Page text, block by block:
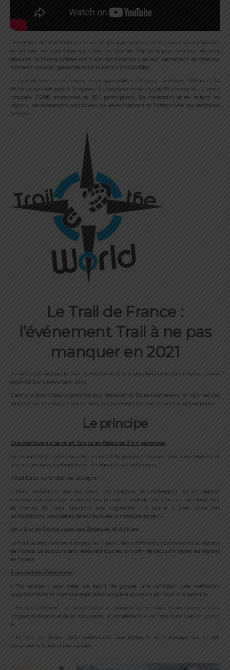
Des étapes de 10 à 90km, en relais de 3 à 4 personnes, en solo dans son intégralité,
ou en solo sur une étape au choix. Le Trail de France a pour ambition de faire
découvrir la France différemment aux participant.e.s en leur permettant de vivre des
moments uniques, générateurs de souvenirs inoubliables.
Le Trail de France, événement éco-responsable, c’est ainsi : 6 étapes, 380km et 14
000m de dénivelé positif, 3 régions, 8 départements et plus de 30 communes ; 9 parcs
naturels, 7GR® empruntés, et 500 participants. En traversant et en reliant les
régions, cet événement contribuera au développement et l’attractivité des territoires
français.
Le Trail de France :
l’événement Trail à ne pas
manquer en 2021
En solo et en équipe, le Trail de France va être le plus long et le plus intense jamais
organisé dans notre beau pays !
C’est une formidable opportunité pour découvrir la France autrement, et valoriser des
territoires et des régions qui ne sont pas forcément les plus connus du grand public.
Le principe
Une aventure qui se vit en Solo ou en Relais de 3 à 4 personnes
Se mesurer à soi-même ou créer un esprit de groupe en équipe, avec une cohésion et
une motivation supplémentaire : à chacun.e ses préférences.
Maud Debs, co-fondatrice, souligne :
« Nous souhaitons que des amis, des collègues se challengent sur un objectif
commun mais aussi permettre à une personne seule de courir un des plus long trail
de France. Et nous rajoutons une originalité : il pourra y avoir aussi des
participations ponctuelles de traileurs.ses sur chaque étape ! »
Un « Tour de France » avec des Étapes de 10 à 90 km
Le Trail se déroulera en 6 étapes, en 7 jours, dans différents départements et régions
de France. Le parcours sera renouvelé tous les ans afin de découvrir toutes les régions
de France.
3 possibilités d’aventures :
– Par équipe : pour créer un esprit de groupe, une cohésion, une motivation
supplémentaire et vivre une expérience unique à plusieurs pendant une semaine.
– En solo intégrale : un ultra-trail d’un nouveau genre, pour les amoureux.ses des
longues distances et de la découverte, et simplement vivre l’aventure avec un grand
A.
– En solo sur étape : pour (re)découvrir une région et se challenger sur un défi
personnel le temps d’une journée.